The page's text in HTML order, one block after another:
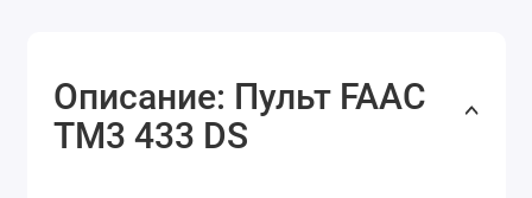
Описание: Пульт FAAC
TM3 433 DS